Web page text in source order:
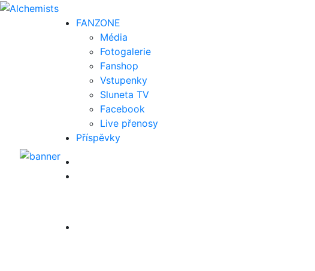
FANZONE
Média
Fotogalerie
Fanshop
Vstupenky
Sluneta TV
Facebook
Live přenosy
Příspěvky